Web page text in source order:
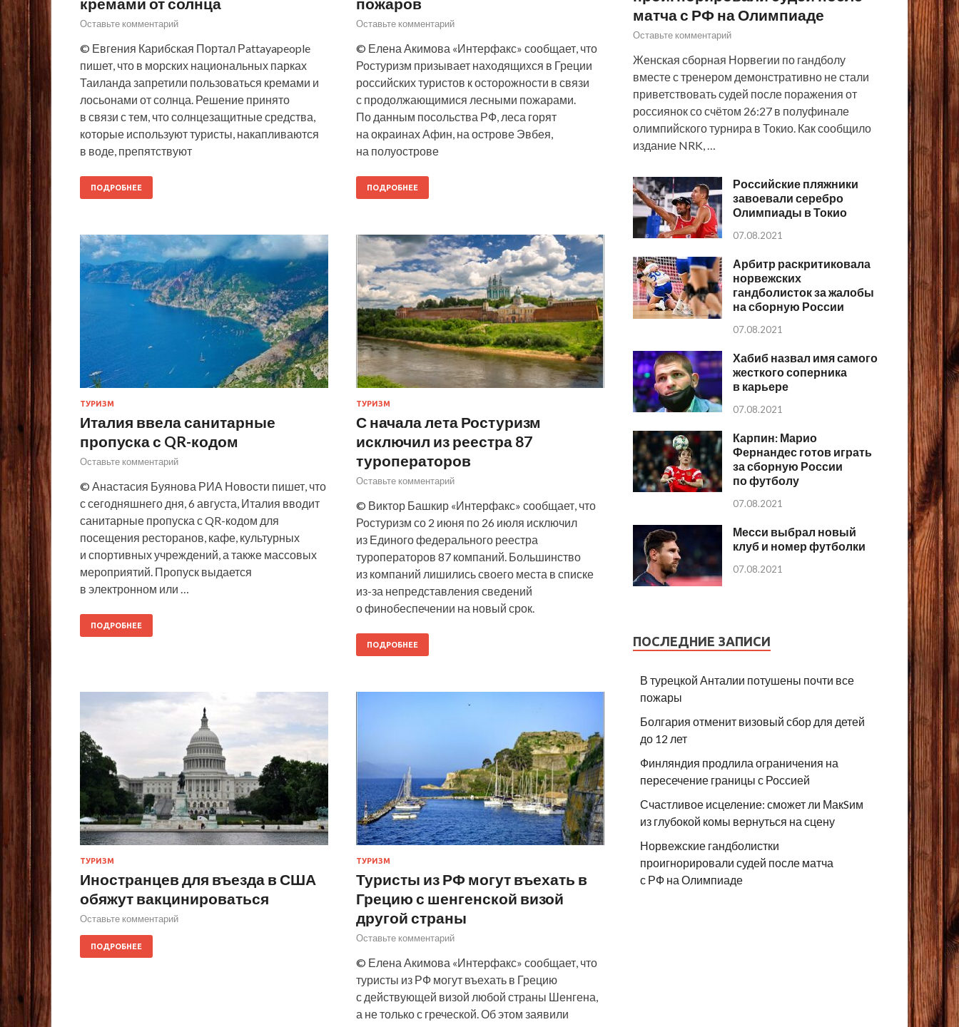
Оставьте комментарий
© Евгения Карибская Портал Рattayapeople
пишет, что в морских национальных парках
Таиланда запретили пользоваться кремами и
лосьонами от солнца. Решение принято
в связи с тем, что солнцезащитные средства,
которые используют туристы, накапливаются
в воде, препятствуют
ПОДРОБНЕЕ
Оставьте комментарий
© Елена Акимова «Интерфакс» сообщает, что
Ростуризм призывает находящихся в Греции
российских туристов к осторожности в связи
с продолжающимися лесными пожарами.
По данным посольства РФ, леса горят
на окраинах Афин, на острове Эвбея,
на полуострове
ПОДРОБНЕЕ
ТУРИЗМ
Италия ввела санитарные
пропуска с QR-кодом
Оставьте комментарий
© Анастасия Буянова РИА Новости пишет, что
с сегодняшнего дня, 6 августа, Италия вводит
санитарные пропуска с QR-кодом для
посещения ресторанов, кафе, культурных
и спортивных учреждений, а также массовых
мероприятий. Пропуск выдается
в электронном или …
ПОДРОБНЕЕ
ТУРИЗМ
С начала лета Ростуризм
исключил из реестра 87
туроператоров
Оставьте комментарий
© Виктор Башкир «Интерфакс» сообщает, что
Ростуризм со 2 июня по 26 июля исключил
из Единого федерального реестра
туроператоров 87 компаний. Большинство
из компаний лишились своего места в списке
из-за непредставления сведений
о финобеспечении на новый срок.
ПОДРОБНЕЕ
ТУРИЗМ
Иностранцев для въезда в США
обяжут вакцинироваться
Оставьте комментарий
ПОДРОБНЕЕ
ТУРИЗМ
Туристы из РФ могут въехать в
Грецию с шенгенской визой
другой страны
Оставьте комментарий
© Елена Акимова «Интерфакс» сообщает, что
туристы из РФ могут въехать в Грецию
с действующей визой любой страны Шенгена,
а не только с греческой. Об этом заявили
матча с РФ на Олимпиаде
Оставьте комментарий
Женская сборная Норвегии по гандболу
вместе с тренером демонстративно не стали
приветствовать судей после поражения от
россиянок со счётом 26:27 в полуфинале
олимпийского турнира в Токио. Как сообщило
издание NRK, …
Российские пляжники
завоевали серебро
Олимпиады в Токио
07.08.2021
Арбитр раскритиковала
норвежских
гандболисток за жалобы
на сборную России
07.08.2021
Хабиб назвал имя самого
жесткого соперника
в карьере
07.08.2021
Карпин: Марио
Фернандес готов играть
за сборную России
по футболу
07.08.2021
Месси выбрал новый
клуб и номер футболки
07.08.2021
ПОСЛЕДНИЕ ЗАПИСИ
В турецкой Анталии потушены почти все
пожары
Болгария отменит визовый сбор для детей
до 12 лет
Финляндия продлила ограничения на
пересечение границы с Россией
Счастливое исцеление: сможет ли МакSим
из глубокой комы вернуться на сцену
Норвежские гандболистки
проигнорировали судей после матча
с РФ на Олимпиаде